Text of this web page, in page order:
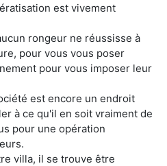
est vivement
rongeur ne réussisse à
pour vous vous poser
pour vous imposer leur
est encore un endroit
à ce qu'il en soit vraiment de
pour une opération
villa, il se trouve être